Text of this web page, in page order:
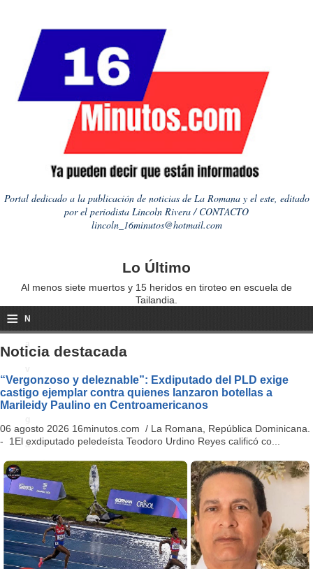
Portal dedicado a la publicación de noticias de La Romana y el este, editado
por el periodista Lincoln Rivera / CONTACTO
lincoln_16minutos@hotmail.com
Lo Último
Al menos siete muertos y 15 heridos en tiroteo en escuela de
Tailandia.
≡ N
a
i
a
ti
o
n
Noticia destacada
“Vergonzoso y deleznable”: Exdiputado del PLD exige
castigo ejemplar contra quienes lanzaron botellas a
Marileidy Paulino en Centroamericanos
06 agosto 2026 16minutos.com / La Romana, República Dominicana.
- 1El exdiputado peledeísta Teodoro Urdino Reyes calificó co...